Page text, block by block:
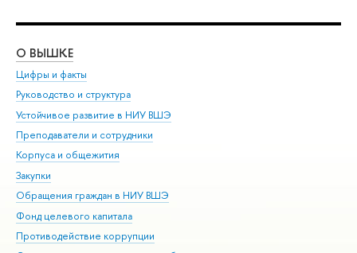
О ВЫШКЕ
Цифры и факты
Руководство и структура
Устойчивое развитие в НИУ ВШЭ
Преподаватели и сотрудники
Корпуса и общежития
Закупки
Обращения граждан в НИУ ВШЭ
Фонд целевого капитала
Противодействие коррупции